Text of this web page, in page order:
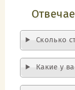
Cколько
Какие у